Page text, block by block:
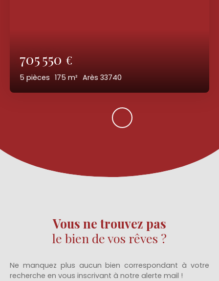
705 550 €
5 pièces 175 m² Arès 33740
Vous ne trouvez pas
le bien de vos rêves ?
Ne manquez plus aucun bien correspondant à votre
recherche en vous inscrivant à notre alerte mail !